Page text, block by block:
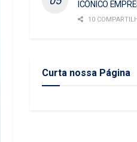
ICÔNICO
10
Curta nossa Página